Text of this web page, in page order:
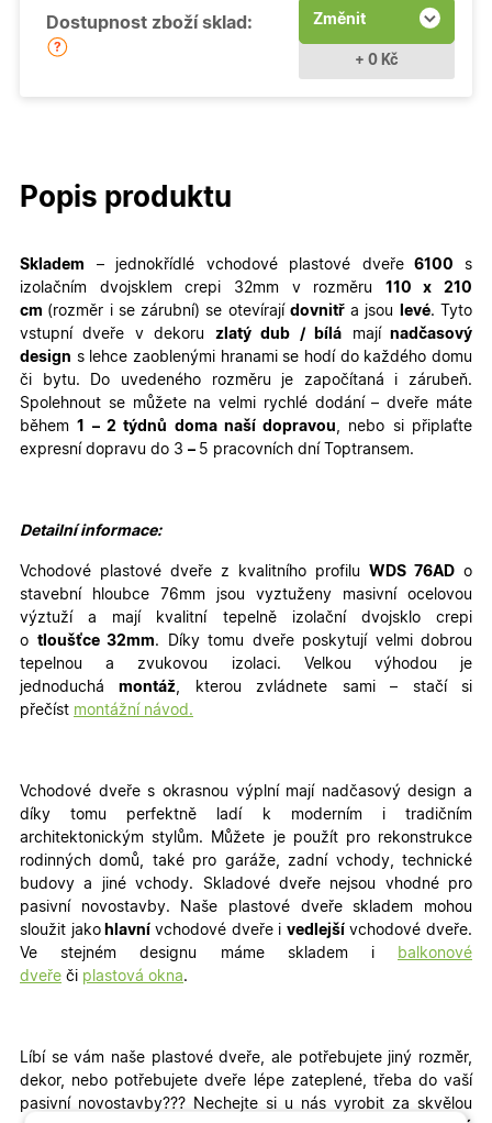
Dostupnost zboží sklad: Změnit
+ 0 Kč
Popis produktu
Skladem – jednokřídlé vchodové plastové dveře6100 s
izolačním dvojsklem crepi 32mm v rozměru 110 x 210
cm (rozměr i se zárubní) se otevírají dovnitřa jsou levé. Tyto
vstupní dveře v dekoru zlatý dub / bílá majínadčasový
design s lehce zaoblenými hranami se hodí do každého domu
či bytu. Do uvedeného rozměru je započítaná i zárubeň.
Spolehnout se můžete na velmi rychlé dodání – dveře máte
během1 – 2 týdnů doma naší dopravou, nebo si připlaťte
expresní dopravu do 3 – 5 pracovních dní Toptransem.
Detailní informace:
Vchodové plastové dveře z kvalitního profilu WDS 76AD o
stavební hloubce 76mm jsou vyztuženy masivní ocelovou
výztuží a mají kvalitní tepelně izolační dvojsklo crepi
o tloušťce 32mm. Díky tomu dveře poskytují velmi dobrou
tepelnou a zvukovou izolaci. Velkou výhodou je
jednoduchámontáž, kterou zvládnete sami – stačí si
přečíst montážní návod.
Vchodové dveře s okrasnou výplní mají nadčasový design a
díky tomu perfektně ladí k moderním i tradičním
architektonickým stylům. Můžete je použít pro rekonstrukce
rodinných domů, také pro garáže, zadní vchody, technické
budovy a jiné vchody. Skladové dveře nejsou vhodné pro
pasivní novostavby. Naše plastové dveře skladem mohou
sloužit jakohlavní vchodové dveře i vedlejší vchodové dveře.
Ve stejném designu máme skladem i
balkonové
dveře či plastová okna.
Líbí se vám naše plastové dveře, ale potřebujete jiný rozměr,
dekor, nebo potřebujete dveře lépe zateplené, třeba do vaší
pasivní novostavby???
Nechejte si u nás vyrobit za skvělou